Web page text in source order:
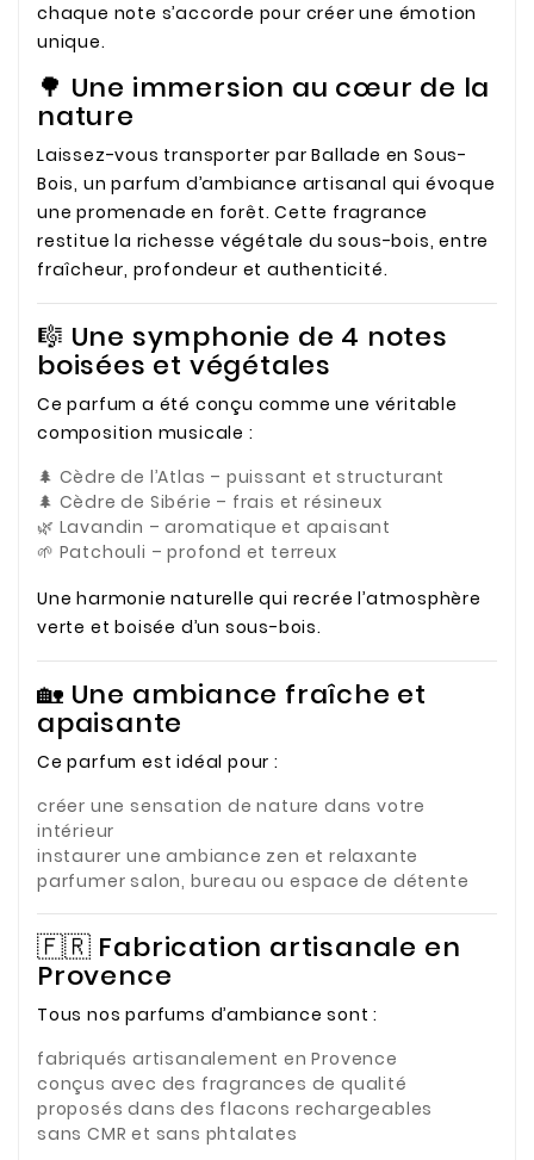
chaque note s’accorde pour créer une émotion
unique.
🌳 Une immersion au cœur de la
nature
Laissez-vous transporter par Ballade en Sous-
Bois, un parfum d’ambiance artisanal qui évoque
une promenade en forêt. Cette fragrance
restitue la richesse végétale du sous-bois, entre
fraîcheur, profondeur et authenticité.
🎼 Une symphonie de 4 notes
boisées et végétales
Ce parfum a été conçu comme une véritable
composition musicale :
🌲 Cèdre de l’Atlas – puissant et structurant
🌲 Cèdre de Sibérie – frais et résineux
🌿 Lavandin – aromatique et apaisant
🌱 Patchouli – profond et terreux
Une harmonie naturelle qui recrée l’atmosphère
verte et boisée d’un sous-bois.
🏡 Une ambiance fraîche et
apaisante
Ce parfum est idéal pour :
créer une sensation de nature dans votre
intérieur
instaurer une ambiance zen et relaxante
parfumer salon, bureau ou espace de détente
🇫🇷 Fabrication artisanale en
Provence
Tous nos parfums d’ambiance sont :
fabriqués artisanalement en Provence
conçus avec des fragrances de qualité
proposés dans des flacons rechargeables
sans CMR et sans phtalates